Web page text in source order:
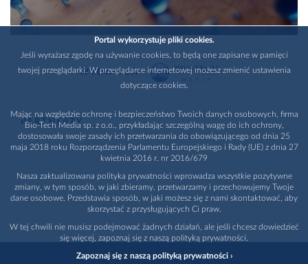
WYDAWCA
PARTNERZY
Portal wykorzystuje pliki cookies.
Jeśli wyrażasz zgodę na używanie cookies, to będą one zapisane w pamięci
twojej przeglądarki. W przeglądarce internetowej możesz zmienić ustawienia
dotyczące cookies.
Mając na względzie ochronę i bezpieczeństwo Twoich danych osobowych, firma
Bio-Tech Media sp. z o.o., przykładając szczególną wagę do ich ochrony,
dostosowała swoje zasady ich przetwarzania do obowiązującego od dnia 25
maja 2018 roku Rozporządzenia Parlamentu Europejskiego i Rady (UE) z dnia 27
kwietnia 2016 r. nr 2016/679
Nasza zaktualizowana polityka prywatności wprowadza wszystkie pozytywne
zmiany, w tym sposób, w jaki zbieramy, przetwarzamy i przechowujemy Twoje
dane osobowe. Przedstawia sposób, w jaki możesz się z nami skontaktować, aby
skorzystać z przysługujących Ci praw.
W tej chwili nie musisz podejmować żadnych działań, ale jeśli chcesz dowiedzieć
się więcej, zapoznaj się z naszą polityką prywatności.
Zapoznaj się z naszą polityką prywatności ›